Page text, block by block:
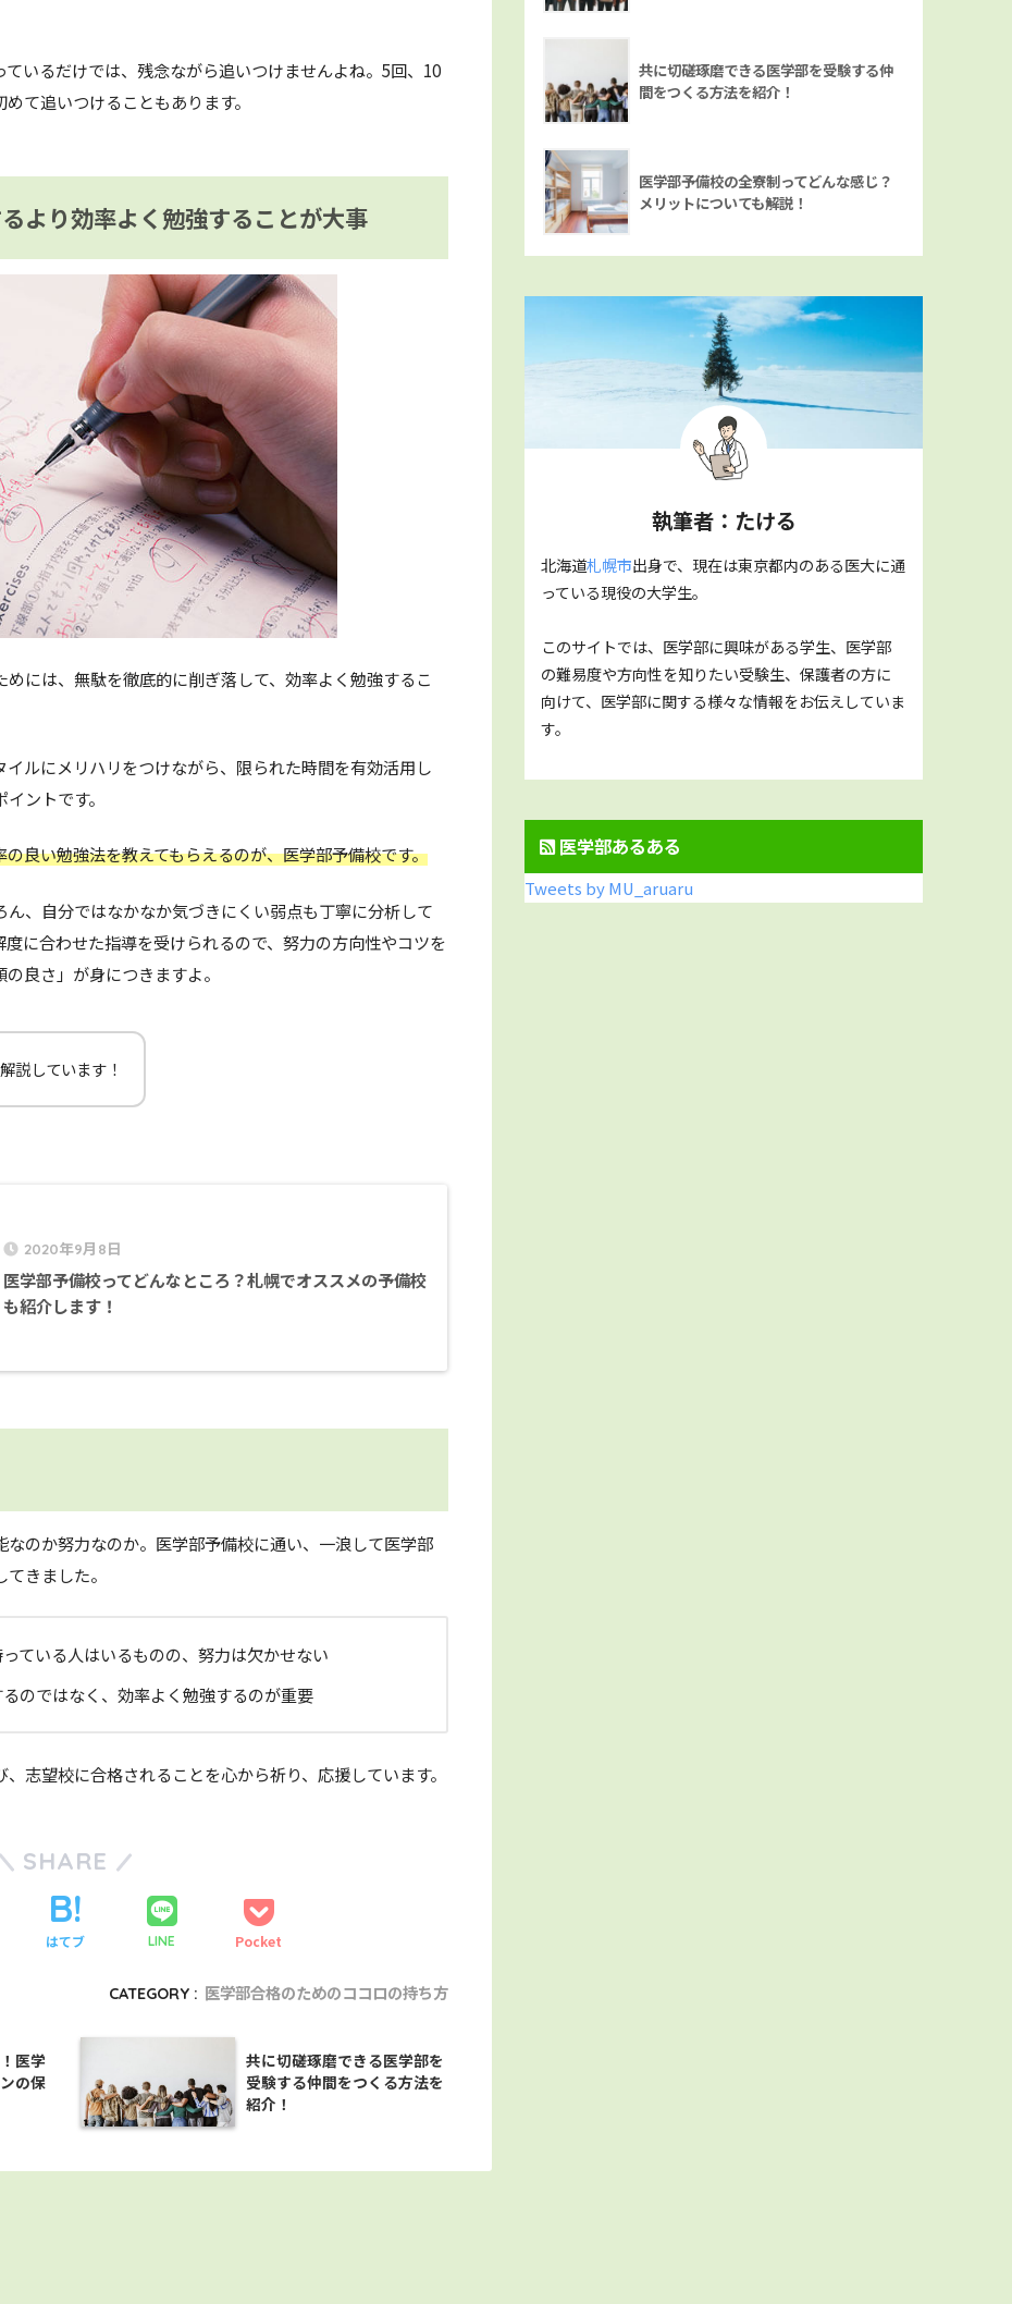
いるだけでは、残念ながら追いつけませんよね。5回、10
て追いつけることもあります。
より効率よく勉強することが大事
には、無駄を徹底的に削ぎ落して、効率よく勉強するこ
ルにメリハリをつけながら、限られた時間を有効活用し
ントです。
良い勉強法を教えてもらえるのが、医学部予備校です。
、自分ではなかなか気づきにくい弱点も丁寧に分析して
に合わせた指導を受けられるので、努力の方向性やコツを
良さ」が身につきますよ。
説しています！
2020年9月8日
医学部予備校ってどんなところ？札幌でオススメの予備校
も紹介します！
のか努力なのか。医学部予備校に通い、一浪して医学部
きました。
ている人はいるものの、努力は欠かせない
のではなく、効率よく勉強するのが重要
志望校に合格されることを心から祈り、応援しています。
SHARE
はてブ LINE Pocket
CATEGORY : 医学部合格のためのココロの持ち方
医学
の保
共に切磋琢磨できる医学部を
受験する仲間をつくる方法を
紹介！
共に切磋琢磨できる医学部を受験する仲
間をつくる方法を紹介！
医学部予備校の全寮制ってどんな感じ？
メリットについても解説！
執筆者：たける
北海道札幌市出身で、現在は東京都内のある医大に通
っている現役の大学生。
このサイトでは、医学部に興味がある学生、医学部
の難易度や方向性を知りたい受験生、保護者の方に
向けて、医学部に関する様々な情報をお伝えしていま
す。
医学部あるある
Tweets by MU_aruaru